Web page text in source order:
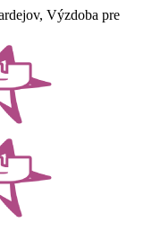
Výzdoba pre